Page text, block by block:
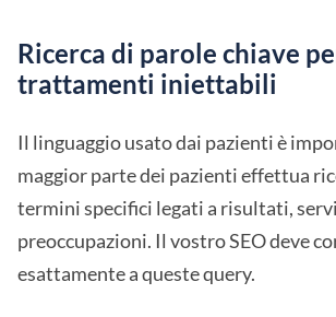
Ricerca di parole chiave
trattamenti iniettabili
Il linguaggio usato dai pazienti è
maggior parte dei pazienti effettua
termini specifici legati a risultati,
preoccupazioni. Il vostro SEO deve
esattamente a queste query.